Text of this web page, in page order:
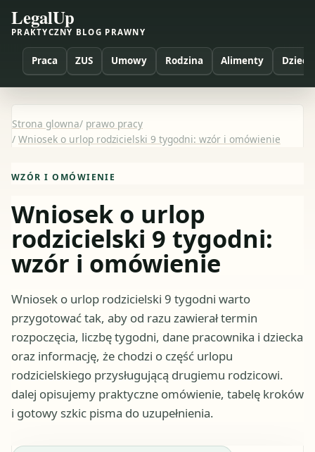
LegalUp
PRAKTYCZNY BLOG PRAWNY
Praca ZUS Umowy Rodzina Alimenty Dzieci
Strona glowna/ prawo pracy
/ Wniosek o urlop rodzicielski 9 tygodni: wzór i omówienie
WZÓR I OMÓWIENIE
Wniosek o urlop
rodzicielski 9 tygodni:
wzór i omówienie
Wniosek o urlop rodzicielski 9 tygodni warto
przygotować tak, aby od razu zawierał termin
rozpoczęcia, liczbę tygodni, dane pracownika i dziecka
oraz informację, że chodzi o część urlopu
rodzicielskiego przysługującą drugiemu rodzicowi.
dalej opisujemy praktyczne omówienie, tabelę kroków
i gotowy szkic pisma do uzupełnienia.